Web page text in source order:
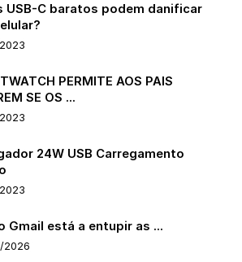
USB-C baratos podem danificar
PERMITE AOS PAIS
SE OS ...
24W USB Carregamento
Gmail está a entupir as ...
2026